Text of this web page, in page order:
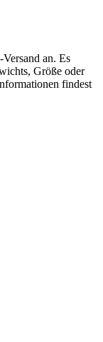
an. Es
Größe oder
findest